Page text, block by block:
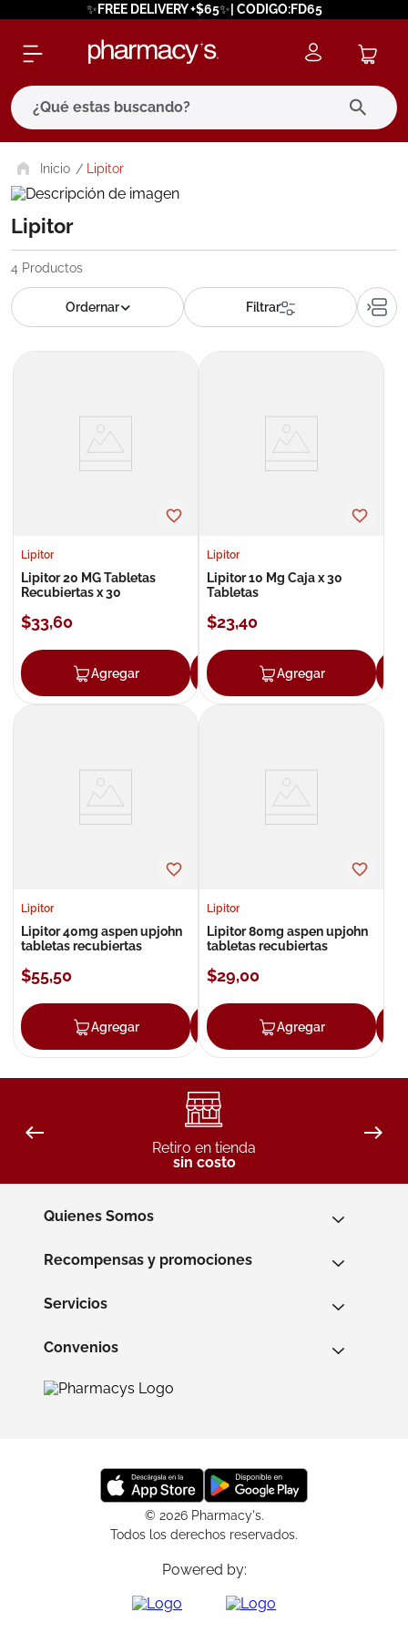
✨FREE DELIVERY +$65✨| CODIGO:FD65
¿Qué estas buscando?
Lipitor
Lipitor
4 Productos
Lipitor
Lipitor 20 MG Tabletas
Recubiertas x 30
$33,60
Agregar Agregar
Lipitor
Lipitor 10 Mg Caja x 30
Tabletas
$23,40
Agregar
Lipitor
Lipitor 40mg aspen upjohn
tabletas recubiertas
$55,50
Agregar Agregar
Lipitor
Lipitor 80mg aspen upjohn
tabletas recubiertas
$29,00
Agregar
Retiro en tienda
sin costo
Quienes Somos
Recompensas y promociones
Servicios
Convenios
© 2026 Pharmacy's.
Todos los derechos reservados.
Powered by:
términos más buscados
1. eucerin
2. protector solar
3. bioderma
5. cerave
roche posay